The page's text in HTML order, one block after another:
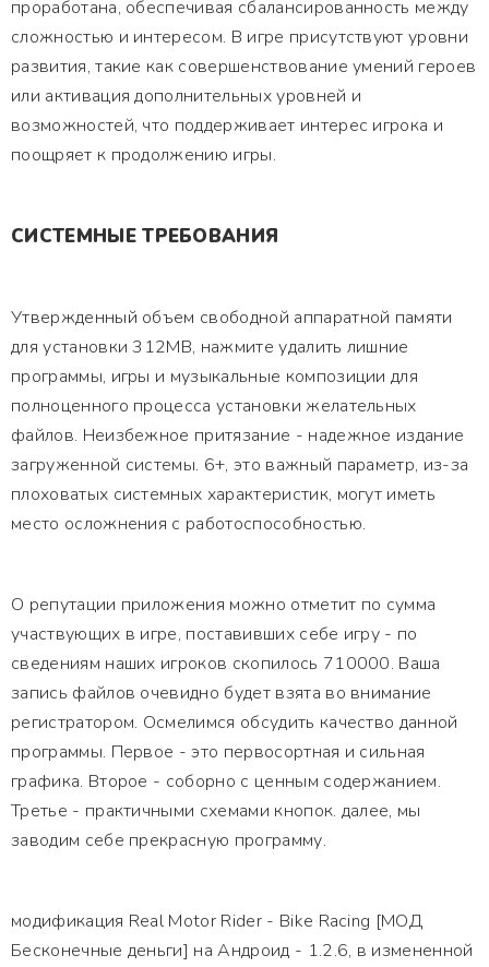
проработана, обеспечивая сбалансированность между
сложностью и интересом. В игре присутствуют уровни
развития, такие как совершенствование умений героев
или активация дополнительных уровней и
возможностей, что поддерживает интерес игрока и
поощряет к продолжению игры.
СИСТЕМНЫЕ ТРЕБОВАНИЯ
Утвержденный объем свободной аппаратной памяти
для установки 312MB, нажмите удалить лишние
программы, игры и музыкальные композиции для
полноценного процесса установки желательных
файлов. Неизбежное притязание - надежное издание
загруженной системы. 6+, это важный параметр, из-за
плоховатых системных характеристик, могут иметь
место осложнения с работоспособностью.
О репутации приложения можно отметит по сумма
участвующих в игре, поставивших себе игру - по
сведениям наших игроков скопилось 710000. Ваша
запись файлов очевидно будет взята во внимание
регистратором. Осмелимся обсудить качество данной
программы. Первое - это первосортная и сильная
графика. Второе - соборно с ценным содержанием.
Третье - практичными схемами кнопок. далее, мы
заводим себе прекрасную программу.
модификация Real Motor Rider - Bike Racing [МОД
Бесконечные деньги] на Андроид - 1.2.6, в измененной